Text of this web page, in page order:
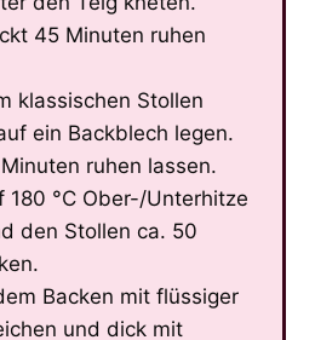
45 Minuten ruhen
klassischen Stollen
ein Backblech legen.
ruhen lassen.
180 °C Ober-/Unterhitze
den Stollen ca. 50
Backen mit flüssiger
und dick mit